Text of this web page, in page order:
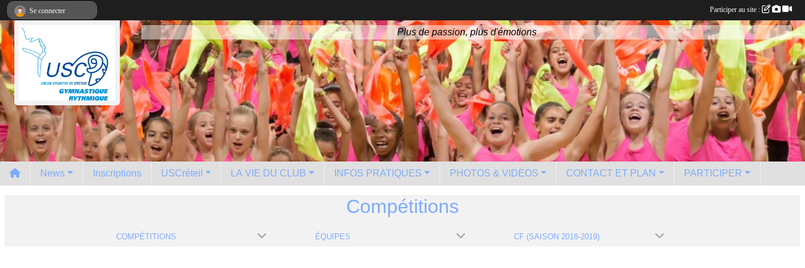
Plus de passion, plus d'émotions
News Inscriptions USCréteil LA VIE DU CLUB INFOS PRATIQUES PHOTOS & VIDÉOS CONTACT ET PLAN PARTICIPER
Compétitions
COMPÉTITIONS ÉQUIPES CF (SAISON 2018-2019)
Se connecter Participer au site :
Panneau de gestion des cookies